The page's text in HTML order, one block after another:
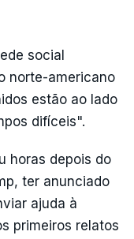
social
norte-americano
estão ao lado
difíceis".
horas depois do
ter anunciado
ajuda à
primeiros relatos